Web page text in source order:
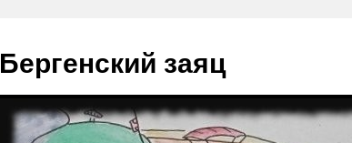
содержимому
Бергенский заяц